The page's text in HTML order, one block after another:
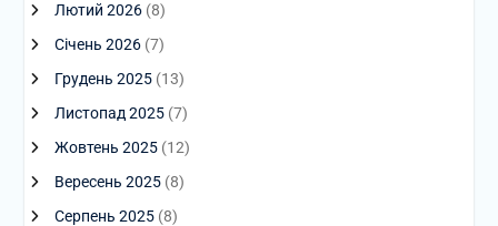
Лютий 2026(8)
Січень 2026(7)
Грудень 2025(13)
Листопад 2025(7)
Жовтень 2025(12)
Вересень 2025(8)
Серпень 2025(8)